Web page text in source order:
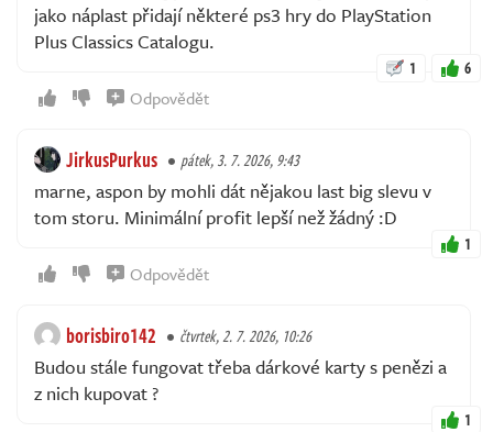
jako náplast přidají některé ps3 hry do PlayStation
Plus Classics Catalogu.
1 6
Odpovědět
JirkusPurkus pátek, 3. 7. 2026, 9:43
marne, aspon by mohli dát nějakou last big slevu v
tom storu. Minimální profit lepší než žádný :D
1
Odpovědět
borisbiro142 čtvrtek, 2. 7. 2026, 10:26
Budou stále fungovat třeba dárkové karty s penězi a
z nich kupovat ?
1